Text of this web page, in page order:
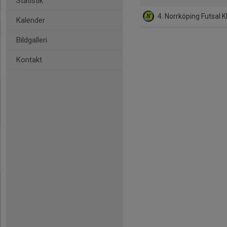
Kalender
Bildgalleri
Kontakt
4. Norrköping Futsal